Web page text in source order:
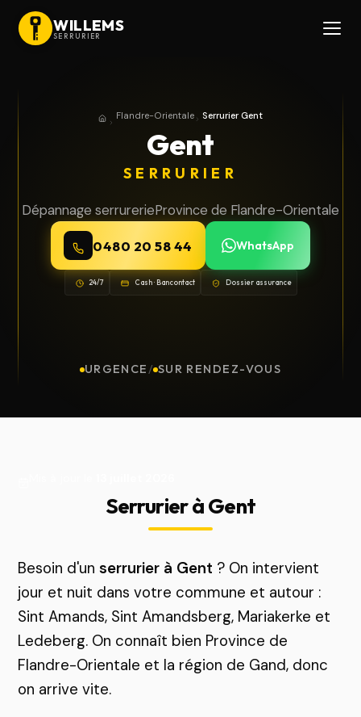
WILLEMS
SERRURIER
AccueilProvince de Flandre-Orientale
Flandre-Orientale Serrurier Gent
Gent
SERRURIER
Dépannage serrurerieProvince de Flandre-Orientale
0480 20 58 44 WhatsApp
24/7 Cash · Bancontact Dossier assurance
URGENCE / SUR RENDEZ-VOUS
Serrurier à Gent
Besoin d'unserrurier à Gent ? On intervient
jour et nuit dans votre commune et autour :
Sint Amands, Sint Amandsberg, Mariakerke et
Ledeberg. On connaît bien Province de
Flandre-Orientale et la région de Gand, donc
on arrive vite.